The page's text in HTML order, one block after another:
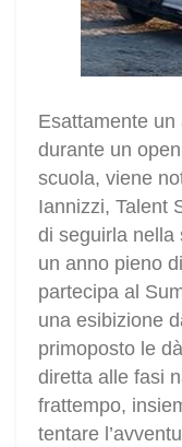
Esattamente
durante un
scuola, viene
Iannizzi, Talent
di seguirla nella
un anno pieno
partecipa al
una esibizione
primoposto le
diretta alle fasi
frattempo,
tentare